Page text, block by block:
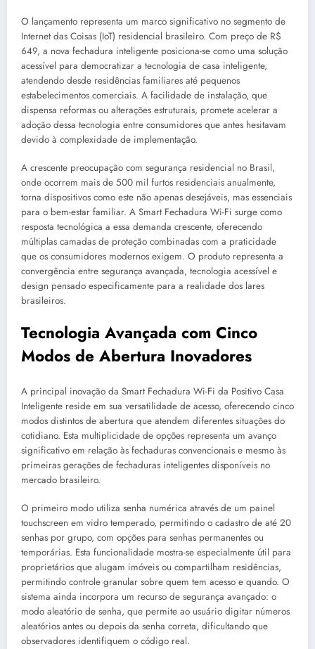
O lançamento representa um marco significativo no segmento de
Internet das Coisas (IoT) residencial brasileiro. Com preço de R$
649, a nova fechadura inteligente posiciona-se como uma solução
acessível para democratizar a tecnologia de casa inteligente,
atendendo desde residências familiares até pequenos
estabelecimentos comerciais. A facilidade de instalação, que
dispensa reformas ou alterações estruturais, promete acelerar a
adoção dessa tecnologia entre consumidores que antes hesitavam
devido à complexidade de implementação.
A crescente preocupação com segurança residencial no Brasil,
onde ocorrem mais de 500 mil furtos residenciais anualmente,
torna dispositivos como este não apenas desejáveis, mas essenciais
para o bem-estar familiar. A Smart Fechadura Wi-Fi surge como
resposta tecnológica a essa demanda crescente, oferecendo
múltiplas camadas de proteção combinadas com a praticidade
que os consumidores modernos exigem. O produto representa a
convergência entre segurança avançada, tecnologia acessível e
design pensado especificamente para a realidade dos lares
brasileiros.
Tecnologia Avançada com Cinco
Modos de Abertura Inovadores
A principal inovação da Smart Fechadura Wi-Fi da Positivo Casa
Inteligente reside em sua versatilidade de acesso, oferecendo cinco
modos distintos de abertura que atendem diferentes situações do
cotidiano. Esta multiplicidade de opções representa um avanço
significativo em relação às fechaduras convencionais e mesmo às
primeiras gerações de fechaduras inteligentes disponíveis no
mercado brasileiro.
O primeiro modo utiliza senha numérica através de um painel
touchscreen em vidro temperado, permitindo o cadastro de até 20
senhas por grupo, com opções para senhas permanentes ou
temporárias. Esta funcionalidade mostra-se especialmente útil para
proprietários que alugam imóveis ou compartilham residências,
permitindo controle granular sobre quem tem acesso e quando. O
sistema ainda incorpora um recurso de segurança avançado: o
modo aleatório de senha, que permite ao usuário digitar números
aleatórios antes ou depois da senha correta, dificultando que
observadores identifiquem o código real.